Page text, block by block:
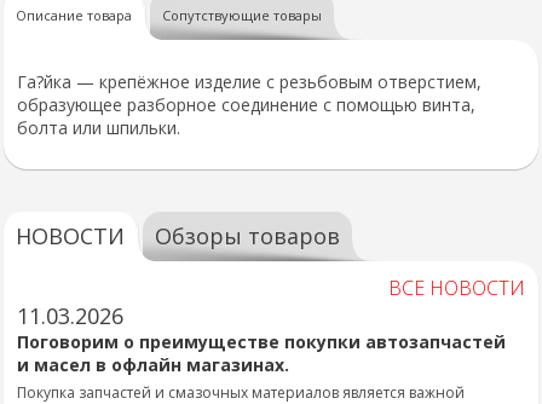
Описание товара Сопутствующие товары
Га?йка — крепёжное изделие с резьбовым отверстием,
образующее разборное соединение с помощью винта,
болта или шпильки.
НОВОСТИ Обзоры товаров
ВСЕ НОВОСТИ
11.03.2026
Поговорим о преимуществе покупки автозапчастей
и масел в офлайн магазинах.
Покупка запчастей и смазочных материалов является важной